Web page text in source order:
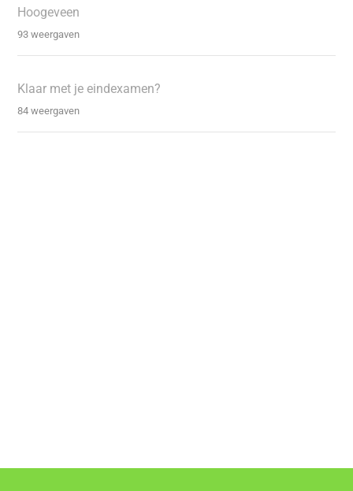
Hoogeveen
93 weergaven
Klaar met je eindexamen?
84 weergaven